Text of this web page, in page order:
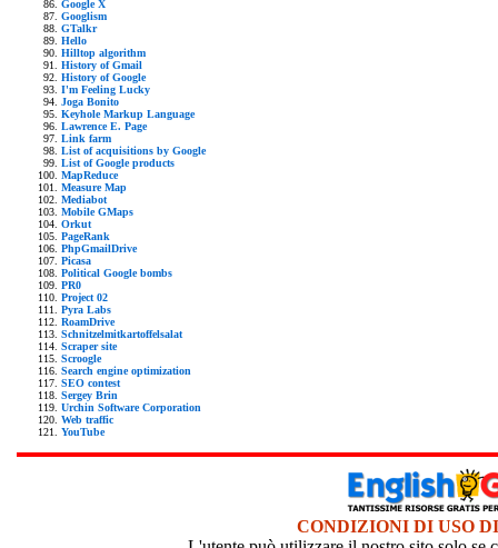
Google X
Googlism
GTalkr
Hello
Hilltop algorithm
History of Gmail
History of Google
I'm Feeling Lucky
Joga Bonito
Keyhole Markup Language
Lawrence E. Page
Link farm
List of acquisitions by Google
List of Google products
MapReduce
Measure Map
Mediabot
Mobile GMaps
Orkut
PageRank
PhpGmailDrive
Picasa
Political Google bombs
PR0
Project 02
Pyra Labs
RoamDrive
Schnitzelmitkartoffelsalat
Scraper site
Scroogle
Search engine optimization
SEO contest
Sergey Brin
Urchin Software Corporation
Web traffic
YouTube
CONDIZIONI DI USO